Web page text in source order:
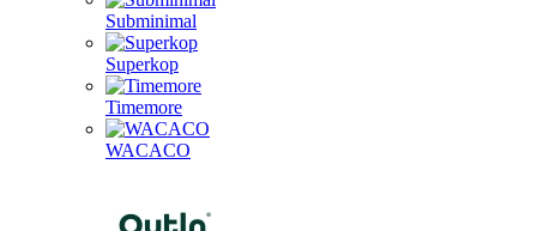
Subminimal
Superkop
Timemore
WACACO